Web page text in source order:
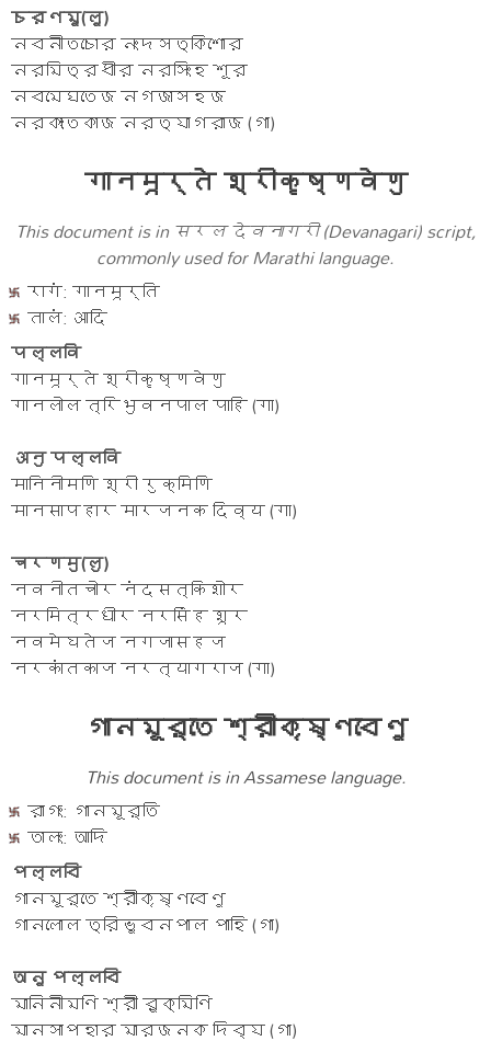
চরণমু(লু)
নবনীতচোর নংদসত্কিশোর
নরমিত্রধীর নরসিংহ শূর
নবমেঘতেজ নগজাসহজ
নরকাংতকাজ নরত্যাগরাজ (গা)
गानमूर्ते श्रीकृष्णवेणु
This document is in सरल देवनागरी (Devanagari) script,
commonly used for Marathi language.
रागं: गानमूर्ति
तालं: आदि
पल्लवि
गानमूर्ते श्रीकृष्णवेणु
गानलोल त्रिभुवनपाल पाहि (गा)
अनु पल्लवि
मानिनीमणि श्री रुक्मिणि
मानसापहार मारजनक दिव्य (गा)
चरणमु(लु)
नवनीतचोर नंदसत्किशोर
नरमित्रधीर नरसिंह शूर
नवमेघतेज नगजासहज
नरकांतकाज नरत्यागराज (गा)
গানমূর্তে শ্রীকৃষ্ণবেণু
This document is in Assamese language.
রাগং: গানমূর্তি
তালং: আদি
পল্লবি
গানমূর্তে শ্রীকৃষ্ণবেণু
গানলোল ত্রিভুবনপাল পাহি (গা)
অনু পল্লবি
মানিনীমণি শ্রী রুক্মিণি
মানসাপহার মারজনক দিব্য (গা)